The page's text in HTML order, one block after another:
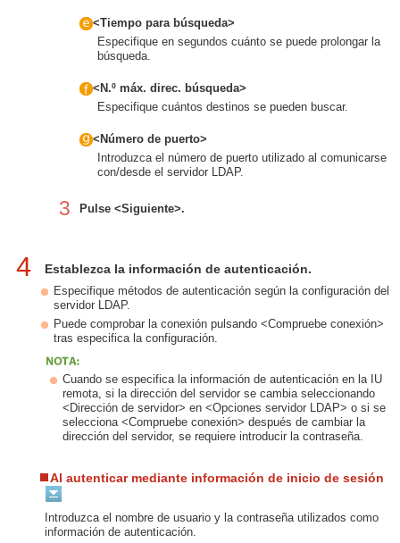
<Tiempo para búsqueda>
Especifique en segundos cuánto se puede prolongar la
búsqueda.
<N.º máx. direc. búsqueda>
Especifique cuántos destinos se pueden buscar.
<Número de puerto>
Introduzca el número de puerto utilizado al comunicarse
con/desde el servidor LDAP.
3 Pulse <Siguiente>.
4 Establezca la información de autenticación.
Especifique métodos de autenticación según la configuración del
servidor LDAP.
Puede comprobar la conexión pulsando <Compruebe conexión>
tras especifica la configuración.
Cuando se especifica la información de autenticación en la IU
remota, si la dirección del servidor se cambia seleccionando
<Dirección de servidor> en <Opciones servidor LDAP> o si se
selecciona <Compruebe conexión> después de cambiar la
dirección del servidor, se requiere introducir la contraseña.
Al autenticar mediante información de inicio de sesión
Introduzca el nombre de usuario y la contraseña utilizados como
información de autenticación.